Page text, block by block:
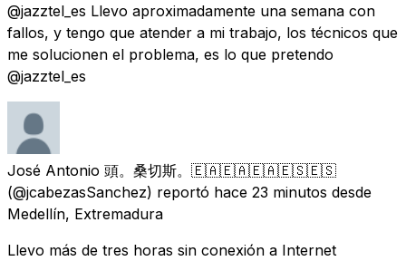
@jazztel_es Llevo aproximadamente una semana con
fallos, y tengo que atender a mi trabajo, los técnicos que
me solucionen el problema, es lo que pretendo
@jazztel_es
José Antonio 頭。桑切斯。🇪🇦🇪🇦🇪🇦🇪🇸🇪🇸
(@jcabezasSanchez) reportó hace 23 minutos desde
Medellín, Extremadura
Llevo más de tres horas sin conexión a Internet